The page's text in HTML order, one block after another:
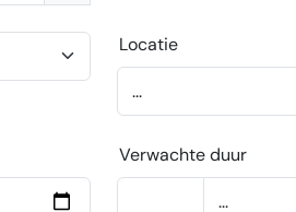
Locatie
Verwachte duur